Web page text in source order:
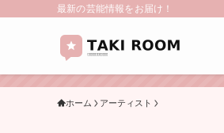
最新の芸能情報をお届け！
ホーム アーティスト